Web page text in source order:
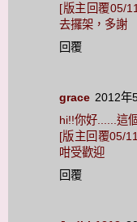
[版主回覆05/
去攞架，多謝
回覆
grace 2012年
hi!!你好......這
[版主回覆05/
咁受歡迎
回覆